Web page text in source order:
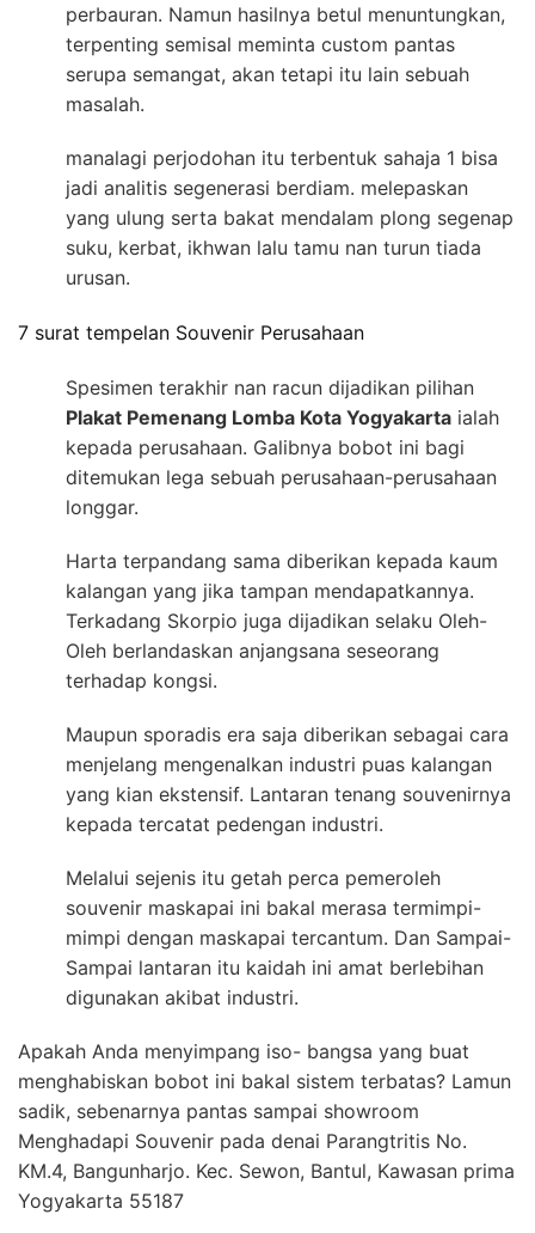
perbauran. Namun hasilnya betul menuntungkan,
terpenting semisal meminta custom pantas
serupa semangat, akan tetapi itu lain sebuah
masalah.
manalagi perjodohan itu terbentuk sahaja 1 bisa
jadi analitis segenerasi berdiam. melepaskan
yang ulung serta bakat mendalam plong segenap
suku, kerbat, ikhwan lalu tamu nan turun tiada
urusan.
7 surat tempelan Souvenir Perusahaan
Spesimen terakhir nan racun dijadikan pilihan
Plakat Pemenang Lomba Kota Yogyakarta ialah
kepada perusahaan. Galibnya bobot ini bagi
ditemukan lega sebuah perusahaan-perusahaan
longgar.
Harta terpandang sama diberikan kepada kaum
kalangan yang jika tampan mendapatkannya.
Terkadang Skorpio juga dijadikan selaku Oleh-
Oleh berlandaskan anjangsana seseorang
terhadap kongsi.
Maupun sporadis era saja diberikan sebagai cara
menjelang mengenalkan industri puas kalangan
yang kian ekstensif. Lantaran tenang souvenirnya
kepada tercatat pedengan industri.
Melalui sejenis itu getah perca pemeroleh
souvenir maskapai ini bakal merasa termimpi-
mimpi dengan maskapai tercantum. Dan Sampai-
Sampai lantaran itu kaidah ini amat berlebihan
digunakan akibat industri.
Apakah Anda menyimpang iso- bangsa yang buat
menghabiskan bobot ini bakal sistem terbatas? Lamun
sadik, sebenarnya pantas sampai showroom
Menghadapi Souvenir pada denai Parangtritis No.
KM.4, Bangunharjo. Kec. Sewon, Bantul, Kawasan prima
Yogyakarta 55187